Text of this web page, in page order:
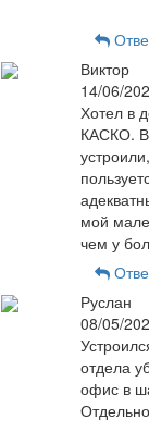
Виктор
14/06/
Хотел в
КАСКО. В
мой
чем у
Руслан
08/05/
отдела
офис в